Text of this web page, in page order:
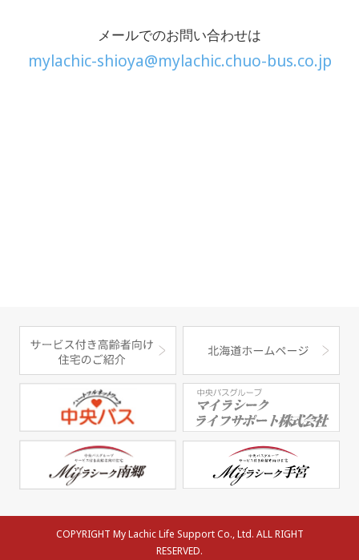
メールでのお問い合わせは
mylachic-shioya@mylachic.chuo-bus.co.jp
COPYRIGHT My Lachic Life Support Co., Ltd. ALL RIGHT
RESERVED.